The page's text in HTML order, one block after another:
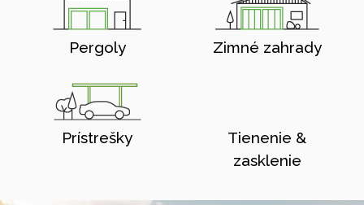
Pergoly Zimné zahrady
Prístrešky
Tienenie &
zasklenie